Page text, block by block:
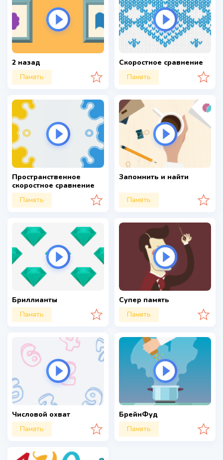
2 назад
Память
Скоростное сравнение
Память
Пространственное
скоростное сравнение
Память
Запомнить и найти
Память
Бриллианты
Память
Супер память
Память
Числовой охват
Память
БрейнФуд
Память